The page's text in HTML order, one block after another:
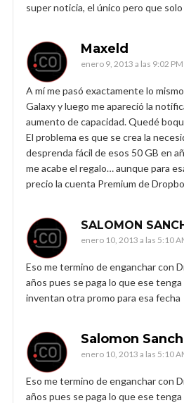
super noticia, el único pero que
Maxeld
enero 9, 2013 a las 9:02 PM
A mí me pasó exactamente lo
Galaxy y luego me apareció la
aumento de capacidad. Quedé
El problema es que se crea la
desprenda fácil de esos 50 GB en
me acabe el regalo… aunque para
precio la cuenta Premium de
SALOMON
enero 10, 2013 a las 5:10
Eso me termino de enganchar con
años pues se paga lo que ese tenga
inventan otra promo para esa fecha
Salomon
enero 10, 2013 a las 5:10
Eso me termino de enganchar con
años pues se paga lo que ese tenga